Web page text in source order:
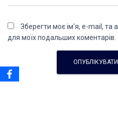
Зберегти моє ім'я, e-mail, та
для моїх подальших коментарів.